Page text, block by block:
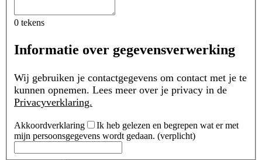
0 tekens
Informatie over gegevensverwerking
Wij gebruiken je contactgegevens om contact met je te
kunnen opnemen. Lees meer over je privacy in de
Privacyverklaring.
Akkoordverklaring
Ik heb gelezen en begrepen wat er met
mijn persoonsgegevens wordt gedaan. (verplicht)